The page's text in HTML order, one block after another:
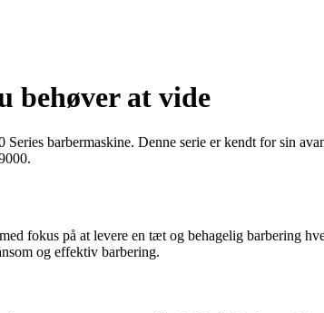
behøver at vide
barbermaskine. Denne serie er kendt for sin
fokus på at levere en tæt og behagelig barbering
og effektiv barbering.